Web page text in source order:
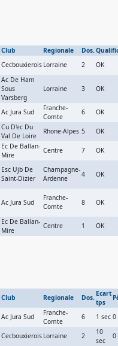
Club Regionale Dos.
Cecbouxierois Lorraine 2 OK
Ac De Ham
Sous
Varsberg
Lorraine 3 OK
Ac Jura Sud
Franche-
Comte
6 OK
Cu D'ec Du
Val De Loire
Rhone-Alpes 5 OK
Ec De Ballan-
Mire
Centre 7 OK
Esc Ujb De
Saint-Dizier
Champagne-
Ardenne
4 OK
Ac Jura Sud
Franche-
Comte
8 OK
Ec De Ballan-
Mire
Centre 1 OK
Club Regionale Dos. Ecart
tps
Ac Jura Sud
Franche-
Comte
6 1 sec 0
Cecbouxierois Lorraine 2
10
sec
0